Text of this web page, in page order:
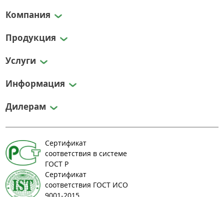
Компания
Продукция
Услуги
Информация
Дилерам
Сертификат
соответствия в системе
ГОСТ Р
Сертификат
соответствия ГОСТ ИСО